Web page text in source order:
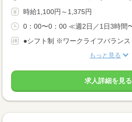
時給1,100円～1,375円
0：00〜0：00 ≪週2日／1日3時間
●シフト制 ※ワークライフバランス
もっと見る
求人詳細を見る